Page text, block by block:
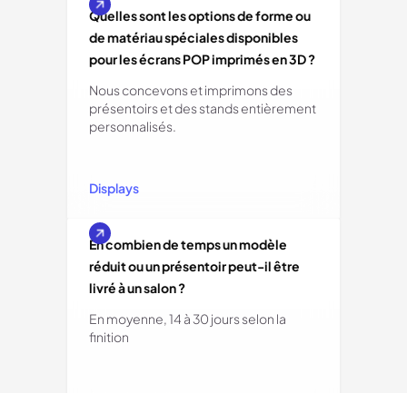
Quelles sont les options de forme ou
de matériau spéciales disponibles
pour les écrans POP imprimés en 3D ?
Nous concevons et imprimons des
présentoirs et des stands entièrement
personnalisés.
Displays
En combien de temps un modèle
réduit ou un présentoir peut-il être
livré à un salon ?
En moyenne, 14 à 30 jours selon la
finition